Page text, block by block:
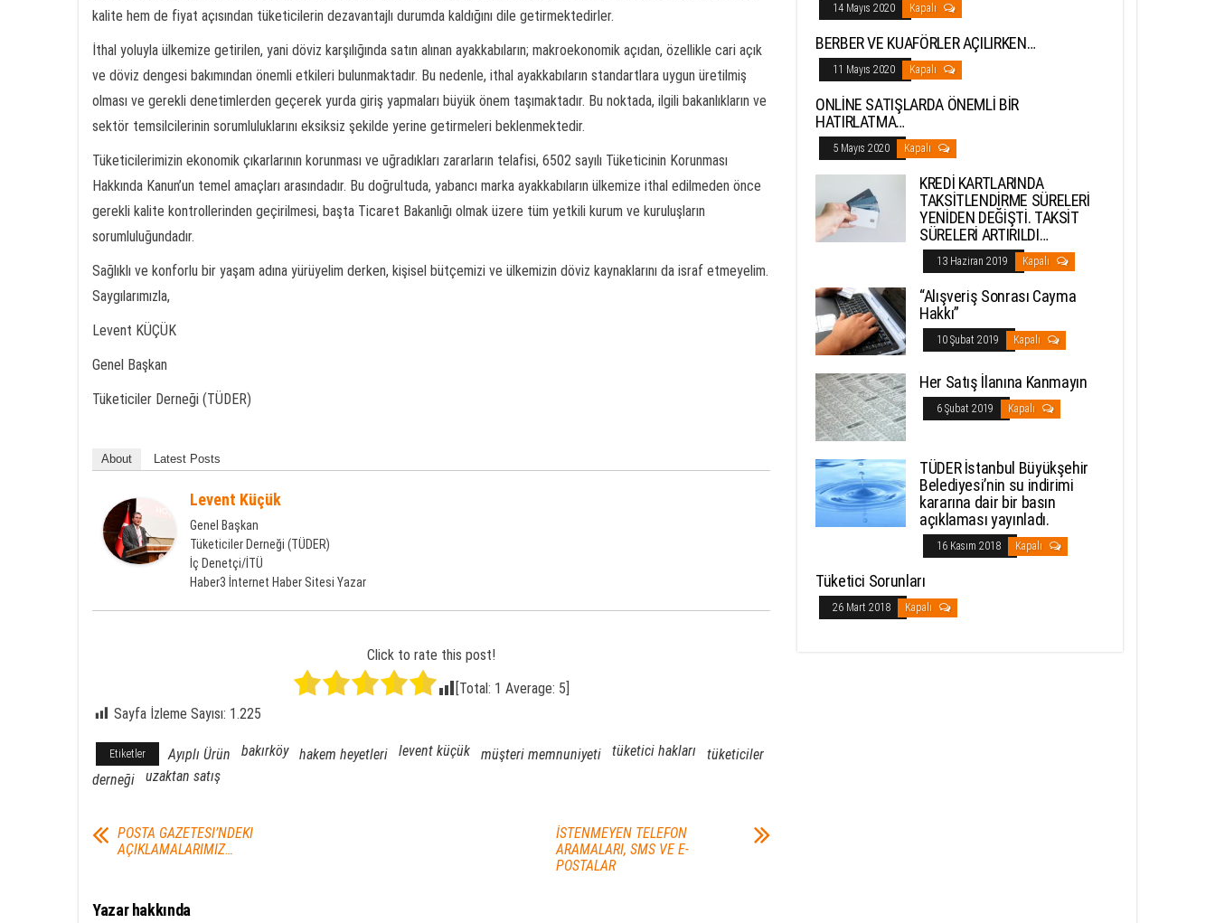
kalite hem de fiyat açısından tüketicilerin dezavantajlı durumda kaldığını dile getirmektedirler.
İthal yoluyla ülkemize getirilen, yani döviz karşılığında satın alınan ayakkabıların; makroekonomik açıdan, özellikle cari açık
ve döviz dengesi bakımından önemli etkileri bulunmaktadır. Bu nedenle, ithal ayakkabıların standartlara uygun üretilmiş
olması ve gerekli denetimlerden geçerek yurda giriş yapmaları büyük önem taşımaktadır. Bu noktada, ilgili bakanlıkların ve
sektör temsilcilerinin sorumluluklarını eksiksiz şekilde yerine getirmeleri beklenmektedir.
Tüketicilerimizin ekonomik çıkarlarının korunması ve uğradıkları zararların telafisi, 6502 sayılı Tüketicinin Korunması
Hakkında Kanun’un temel amaçları arasındadır. Bu doğrultuda, yabancı marka ayakkabıların ülkemize ithal edilmeden önce
gerekli kalite kontrollerinden geçirilmesi, başta Ticaret Bakanlığı olmak üzere tüm yetkili kurum ve kuruluşların
sorumluluğundadır.
Sağlıklı ve konforlu bir yaşam adına yürüyelim derken, kişisel bütçemizi ve ülkemizin döviz kaynaklarını da israf etmeyelim.
Saygılarımızla,
Levent KÜÇÜK
Genel Başkan
Tüketiciler Derneği (TÜDER)
About Latest Posts
Levent Küçük
Genel Başkan
Tüketiciler Derneği (TÜDER)
İç Denetçi/İTÜ
Haber3 İnternet Haber Sitesi Yazar
Click to rate this post!
[Total: 1 Average: 5]
Sayfa İzleme Sayısı: 1.225
Etiketler Ayıplı Ürün bakırköy hakem heyetleri levent küçük müşteri memnuniyeti tüketici hakları
tüketiciler
derneği
uzaktan satış
POSTA GAZETESI’NDEKI
AÇIKLAMALARIMIZ…
İSTENMEYEN TELEFON
ARAMALARI, SMS VE E-
POSTALAR
Yazar hakkında
14 Mayıs 2020 Kapalı
BERBER VE KUAFÖRLER AÇILIRKEN…
11 Mayıs 2020 Kapalı
ONLİNE SATIŞLARDA ÖNEMLİ BİR
HATIRLATMA…
5 Mayıs 2020 Kapalı
KREDİ KARTLARINDA
TAKSİTLENDİRME SÜRELERİ
YENİDEN DEĞİŞTİ. TAKSİT
SÜRELERİ ARTIRILDI…
13 Haziran 2019 Kapalı
“Alışveriş Sonrası Cayma
Hakkı”
10 Şubat 2019 Kapalı
Her Satış İlanına Kanmayın
6 Şubat 2019 Kapalı
TÜDER İstanbul Büyükşehir
Belediyesi’nin su indirimi
kararına dair bir basın
açıklaması yayınladı.
16 Kasım 2018 Kapalı
Tüketici Sorunları
26 Mart 2018 Kapalı